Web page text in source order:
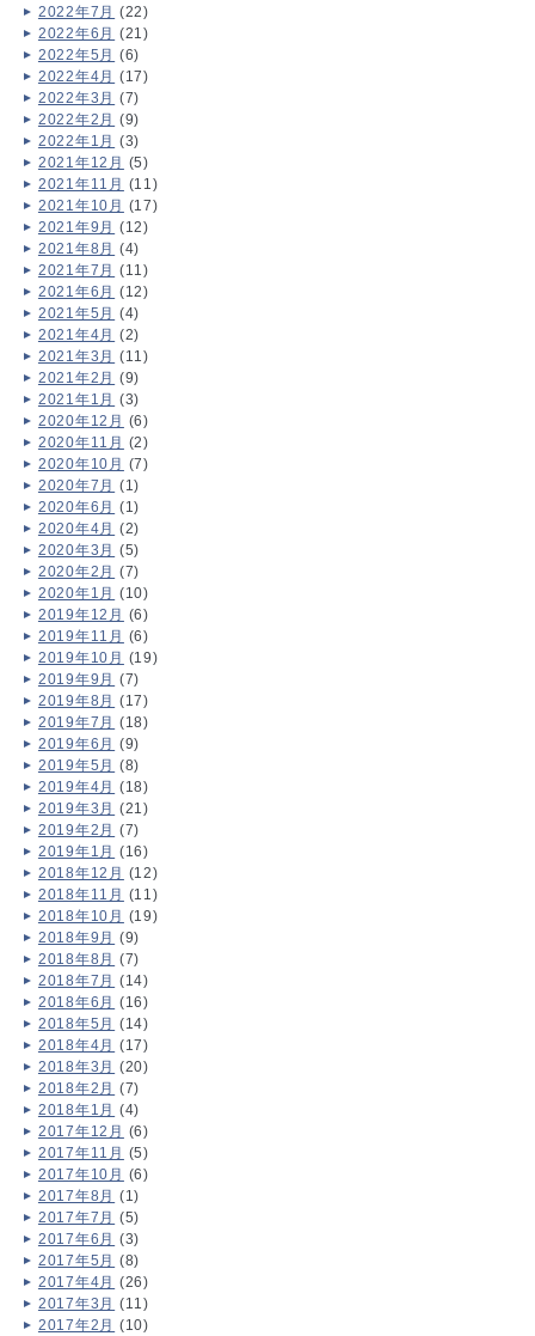
2022年7月 (22)
2022年6月 (21)
2022年5月 (6)
2022年4月 (17)
2022年3月 (7)
2022年2月 (9)
2022年1月 (3)
2021年12月 (5)
2021年11月 (11)
2021年10月 (17)
2021年9月 (12)
2021年8月 (4)
2021年7月 (11)
2021年6月 (12)
2021年5月 (4)
2021年4月 (2)
2021年3月 (11)
2021年2月 (9)
2021年1月 (3)
2020年12月 (6)
2020年11月 (2)
2020年10月 (7)
2020年7月 (1)
2020年6月 (1)
2020年4月 (2)
2020年3月 (5)
2020年2月 (7)
2020年1月 (10)
2019年12月 (6)
2019年11月 (6)
2019年10月 (19)
2019年9月 (7)
2019年8月 (17)
2019年7月 (18)
2019年6月 (9)
2019年5月 (8)
2019年4月 (18)
2019年3月 (21)
2019年2月 (7)
2019年1月 (16)
2018年12月 (12)
2018年11月 (11)
2018年10月 (19)
2018年9月 (9)
2018年8月 (7)
2018年7月 (14)
2018年6月 (16)
2018年5月 (14)
2018年4月 (17)
2018年3月 (20)
2018年2月 (7)
2018年1月 (4)
2017年12月 (6)
2017年11月 (5)
2017年10月 (6)
2017年8月 (1)
2017年7月 (5)
2017年6月 (3)
2017年5月 (8)
2017年4月 (26)
2017年3月 (11)
2017年2月 (10)